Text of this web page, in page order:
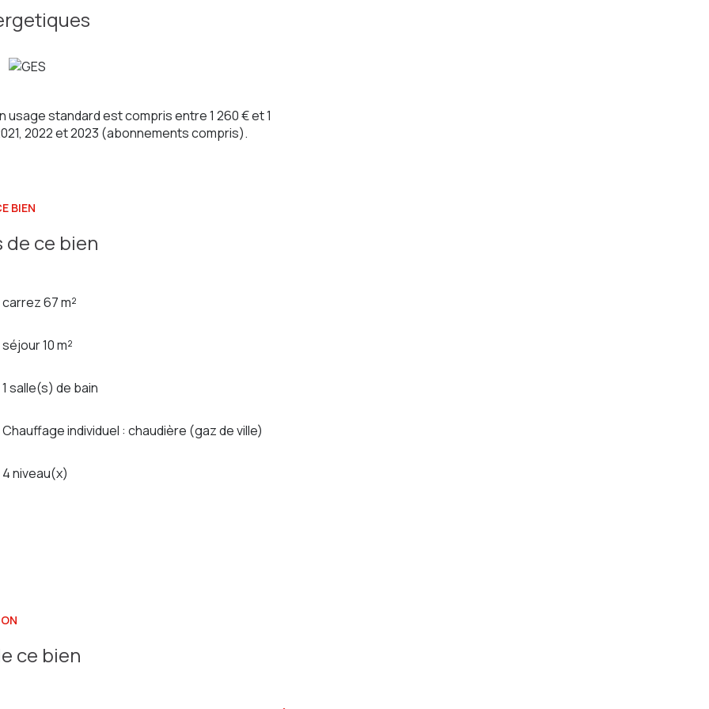
de volets roulants.
avec programmateur.
au rez-de-jardin.
CP 8001 2016 000 013 261
standard est compris entre 1 260 € et 1
2022 et 2023 (abonnements compris).
BIEN
ce bien
carrez 67 m²
séjour 10 m²
1 salle(s) de bain
Chauffage individuel : chaudière (gaz de ville)
4 niveau(x)
ce bien